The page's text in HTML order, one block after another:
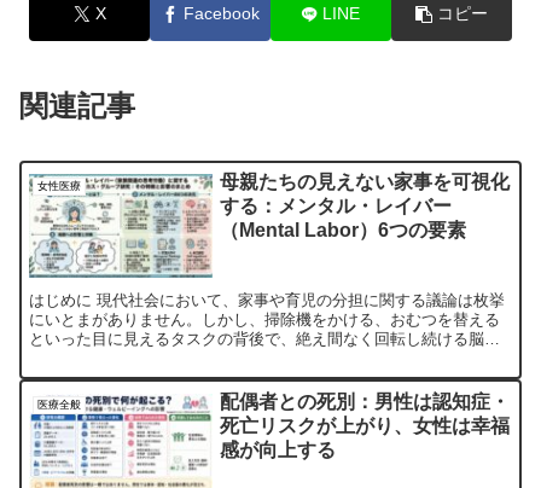
X Facebook LINE コピー
関連記事
女性医療
母親たちの見えない家事を可視化
する：メンタル・レイバー
（Mental Labor）6つの要素
はじめに 現代社会において、家事や育児の分担に関する議論は枚挙
にいとまがありません。しかし、掃除機をかける、おむつを替える
といった目に見えるタスクの背後で、絶え間なく回転し続ける脳内
医療全般
配偶者との死別：男性は認知症・
死亡リスクが上がり、女性は幸福
感が向上する